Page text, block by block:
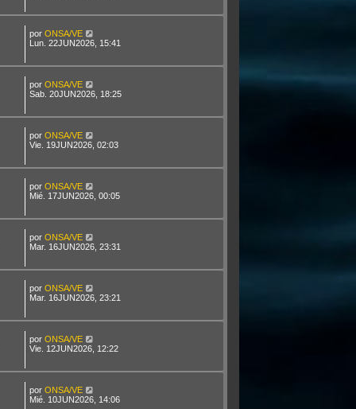
por ONSA/VE
Lun. 22JUN2026, 15:41
por ONSA/VE
Sab. 20JUN2026, 18:25
por ONSA/VE
Vie. 19JUN2026, 02:03
por ONSA/VE
Mié. 17JUN2026, 00:05
por ONSA/VE
Mar. 16JUN2026, 23:31
por ONSA/VE
Mar. 16JUN2026, 23:21
por ONSA/VE
Vie. 12JUN2026, 12:22
por ONSA/VE
Mié. 10JUN2026, 14:06